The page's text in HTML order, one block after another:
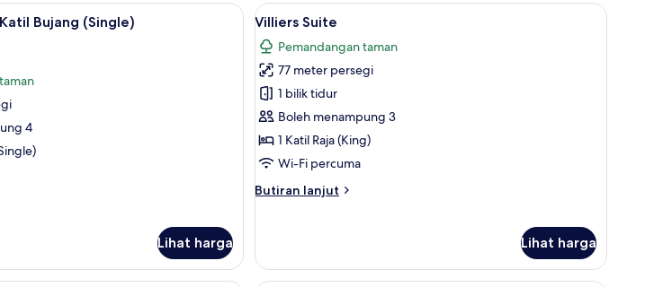
Katil
Raja
(King)
(King)
bilik Peralatan tempat tidur hipoalergenik, bar mini, peti besi dalam bilik
Bujang (Single)
4
Lihat harga
Lihat
semua
foto
untuk
Villiers
Suite
Villiers Suite | Peralatan tempat tidur
4
Villiers Suite
Pemandangan taman
77 meter persegi
1 bilik tidur
Boleh menampung 3
1 Katil Raja (King)
Wi-Fi percuma
Butiran lanjut
Butiran
Lihat harga